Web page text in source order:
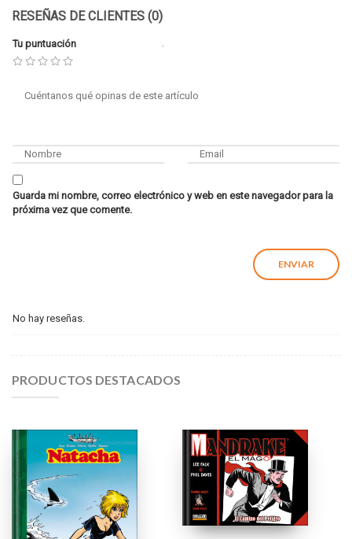
RESEÑAS DE CLIENTES (0)
Tu puntuación
Guarda mi nombre, correo electrónico y web en este navegador para la
próxima vez que comente.
No hay reseñas.
PRODUCTOS DESTACADOS